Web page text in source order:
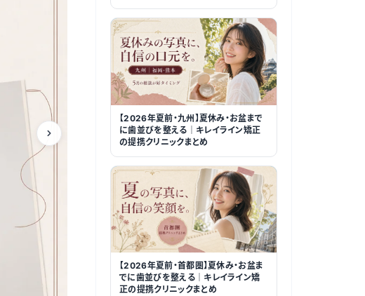
【2026年夏前・九州】夏休み・お盆まで
に歯並びを整える｜キレイライン矯正
の提携クリニックまとめ
【2026年夏前・首都圏】夏休み・お盆ま
でに歯並びを整える｜キレイライン矯
正の提携クリニックまとめ